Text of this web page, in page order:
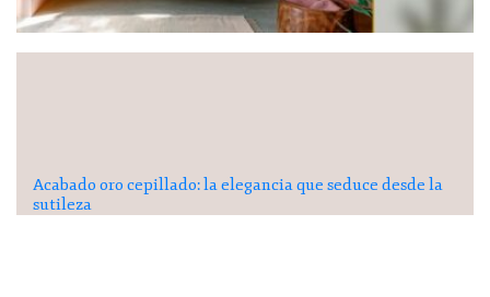
Acabado oro cepillado: la elegancia que seduce desde la
sutileza